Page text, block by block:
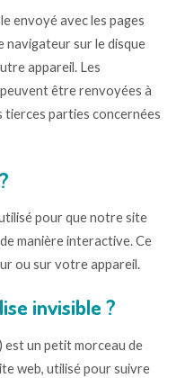
envoyé avec les pages
navigateur sur le disque
appareil. Les
être renvoyées à
tierces parties concernées
pour que notre site
manière interactive. Ce
ou sur votre appareil.
invisible ?
est un petit morceau de
web, utilisé pour suivre